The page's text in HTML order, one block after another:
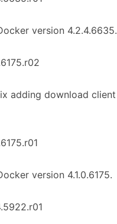
version 4.2.4.6635.
adding download client
version 4.1.0.6175.